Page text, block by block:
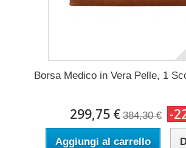
Borsa Medico in Vera Pelle, 1
299,75 € 384,30 € -
Aggiungi al carrello